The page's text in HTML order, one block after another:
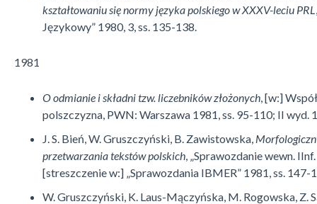
kształtowaniu się normy języka polskiego w XXXV-leciu PRL
Językowy” 1980, 3, ss. 135-138.
1981
O odmianie i składni tzw. liczebników złożonych , [w:]
polszczyzna, PWN: Warszawa 1981, ss. 95-110; II wyd.
J. S. Bień, W. Gruszczyński, B. Zawistowska,
przetwarzania tekstów polskich , „Sprawozdanie wewn.
[streszczenie w:] „Sprawozdania IBMER” 1981, ss. 147-
W. Gruszczyński, K. Laus-Mączyńska, M. Rogowska, Z.